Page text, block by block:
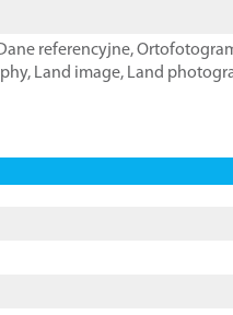
referencyjne,
, Land image, Land